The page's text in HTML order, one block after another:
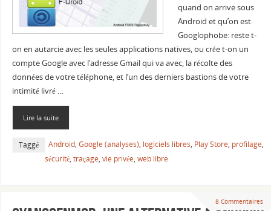
quand on arrive sous
Android et qu’on est
Googlophobe: reste t-
on en autarcie avec les seules applications natives, ou crée t-on un
compte Google avec l’adresse Gmail qui va avec, la récolte des
données de votre téléphone, et l’un des derniers bastions de votre
intimité livré …
Lire la suite
Taggé Android, Google (analyses), logiciels libres, Play Store, profilage,
sécurité, traçage, vie privée, web libre
8 Commentaires